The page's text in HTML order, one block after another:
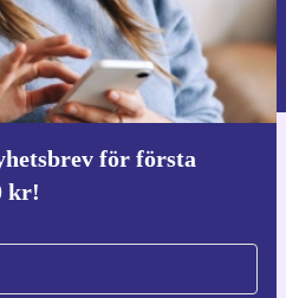
för första
kr!
kupong
personuppgifter finns i vår
refurbed appen
Android